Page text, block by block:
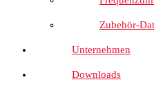
Zubehör-
Unternehmen
Downloads